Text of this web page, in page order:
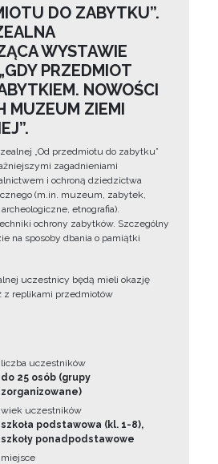
DO ZABYTKU”.
WYSTAWIE
PRZEDMIOT
NOWOŚCI
MUZEUM ZIEMI
„Od przedmiotu do zabytku”
zagadnieniami
i ochroną dziedzictwa
(m.in. muzeum, zabytek,
etnografia).
ochrony zabytków. Szczególny
na sposoby dbania o pamiątki
uczestnicy będą mieli okazję
z replikami przedmiotów
liczba uczestników
do 25 osób (grupy
zorganizowane)
wiek uczestników
szkoła podstawowa (kl. 1-8),
szkoły ponadpodstawowe
miejsce